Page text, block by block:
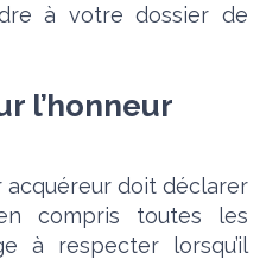
à votre dossier de
l’honneur
acquéreur doit déclarer
compris toutes les
à respecter lorsqu’il